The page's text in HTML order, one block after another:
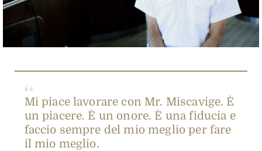
Video
Mi piace lavorare con Mr. Miscavige. È
un piacere. È un onore. È una fiducia e
faccio sempre del mio meglio per fare
il mio meglio.